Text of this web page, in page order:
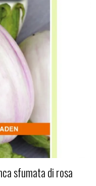
sfumata di rosa